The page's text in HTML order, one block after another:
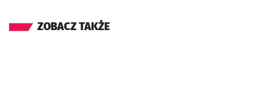
ZOBACZ TAKŻE